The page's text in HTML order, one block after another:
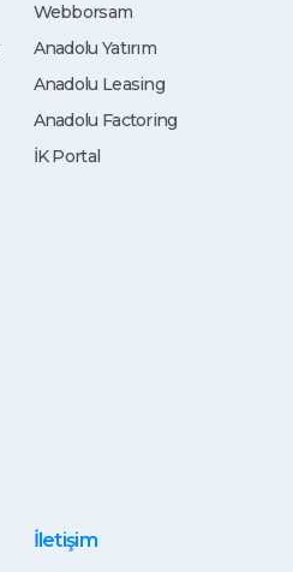
Webborsam
Anadolu Yatırım
Anadolu Leasing
Anadolu Factoring
İK Portal
İletişim